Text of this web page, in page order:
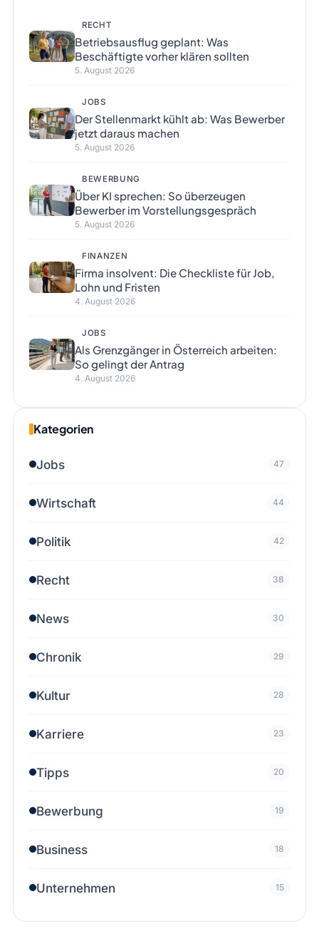
RECHT
Betriebsausflug geplant: Was
Beschäftigte vorher klären sollten
5. August 2026
JOBS
Der Stellenmarkt kühlt ab: Was Bewerber
jetzt daraus machen
5. August 2026
BEWERBUNG
Über KI sprechen: So überzeugen
Bewerber im Vorstellungsgespräch
5. August 2026
FINANZEN
Firma insolvent: Die Checkliste für Job,
Lohn und Fristen
4. August 2026
JOBS
Als Grenzgänger in Österreich arbeiten:
So gelingt der Antrag
4. August 2026
Kategorien
Jobs 47
Wirtschaft 44
Politik 42
Recht 38
News 30
Chronik 29
Kultur 28
Karriere 23
Tipps 20
Bewerbung 19
Business 18
Unternehmen 15